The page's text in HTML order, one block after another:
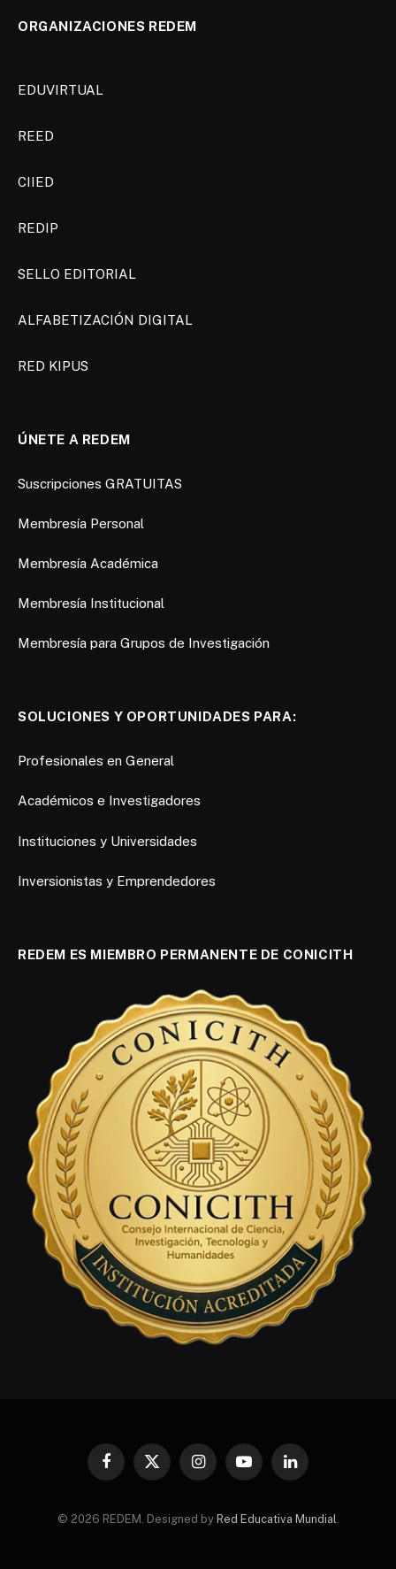
ORGANIZACIONES REDEM
EDUVIRTUAL
REED
CIIED
REDIP
SELLO EDITORIAL
ALFABETIZACIÓN DIGITAL
RED KIPUS
ÚNETE A REDEM
Suscripciones GRATUITAS
Membresía Personal
Membresía Académica
Membresía Institucional
Membresía para Grupos de Investigación
SOLUCIONES Y OPORTUNIDADES PARA:
Profesionales en General
Académicos e Investigadores
Instituciones y Universidades
Inversionistas y Emprendedores
REDEM ES MIEMBRO PERMANENTE DE CONICITH
Facebook
X
InstagramYouTubeLinkedIn
© 2026 REDEM. Designed by Red Educativa Mundial